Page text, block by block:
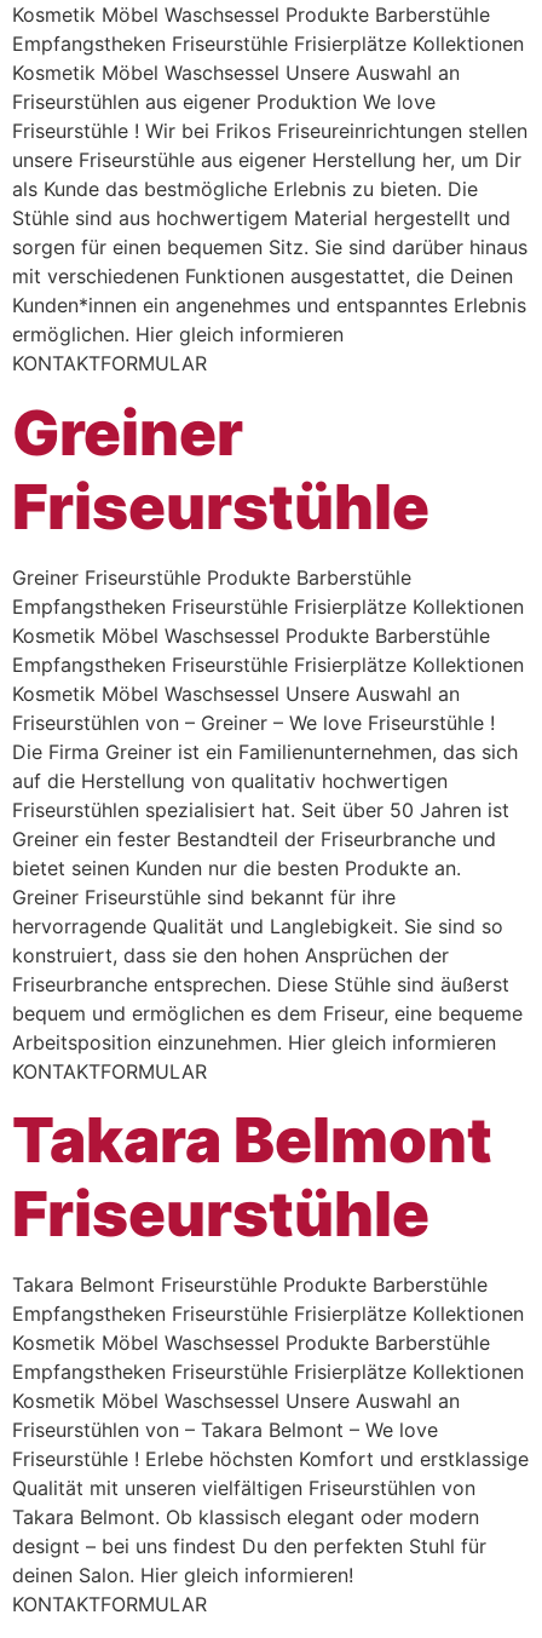
Kosmetik Möbel Waschsessel Produkte Barberstühle
Empfangstheken Friseurstühle Frisierplätze Kollektionen
Kosmetik Möbel Waschsessel Unsere Auswahl an
Friseurstühlen aus eigener Produktion We love
Friseurstühle ! Wir bei Frikos Friseureinrichtungen stellen
unsere Friseurstühle aus eigener Herstellung her, um Dir
als Kunde das bestmögliche Erlebnis zu bieten. Die
Stühle sind aus hochwertigem Material hergestellt und
sorgen für einen bequemen Sitz. Sie sind darüber hinaus
mit verschiedenen Funktionen ausgestattet, die Deinen
Kunden*innen ein angenehmes und entspanntes Erlebnis
ermöglichen. Hier gleich informieren
KONTAKTFORMULAR
Greiner
Friseurstühle
Greiner Friseurstühle Produkte Barberstühle
Empfangstheken Friseurstühle Frisierplätze Kollektionen
Kosmetik Möbel Waschsessel Produkte Barberstühle
Empfangstheken Friseurstühle Frisierplätze Kollektionen
Kosmetik Möbel Waschsessel Unsere Auswahl an
Friseurstühlen von – Greiner – We love Friseurstühle !
Die Firma Greiner ist ein Familienunternehmen, das sich
auf die Herstellung von qualitativ hochwertigen
Friseurstühlen spezialisiert hat. Seit über 50 Jahren ist
Greiner ein fester Bestandteil der Friseurbranche und
bietet seinen Kunden nur die besten Produkte an.
Greiner Friseurstühle sind bekannt für ihre
hervorragende Qualität und Langlebigkeit. Sie sind so
konstruiert, dass sie den hohen Ansprüchen der
Friseurbranche entsprechen. Diese Stühle sind äußerst
bequem und ermöglichen es dem Friseur, eine bequeme
Arbeitsposition einzunehmen. Hier gleich informieren
KONTAKTFORMULAR
Takara Belmont
Friseurstühle
Takara Belmont Friseurstühle Produkte Barberstühle
Empfangstheken Friseurstühle Frisierplätze Kollektionen
Kosmetik Möbel Waschsessel Produkte Barberstühle
Empfangstheken Friseurstühle Frisierplätze Kollektionen
Kosmetik Möbel Waschsessel Unsere Auswahl an
Friseurstühlen von – Takara Belmont – We love
Friseurstühle ! Erlebe höchsten Komfort und erstklassige
Qualität mit unseren vielfältigen Friseurstühlen von
Takara Belmont. Ob klassisch elegant oder modern
designt – bei uns findest Du den perfekten Stuhl für
deinen Salon. Hier gleich informieren!
KONTAKTFORMULAR